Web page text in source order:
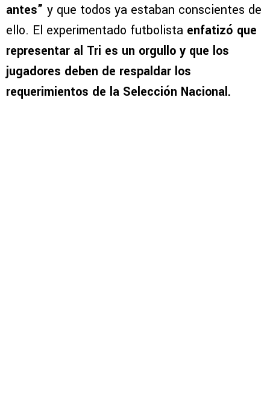
antes” y que todos ya estaban conscientes de
ello. El experimentado futbolista enfatizó que
representar al Tri es un orgullo y que los
jugadores deben de respaldar los
requerimientos de la Selección Nacional.